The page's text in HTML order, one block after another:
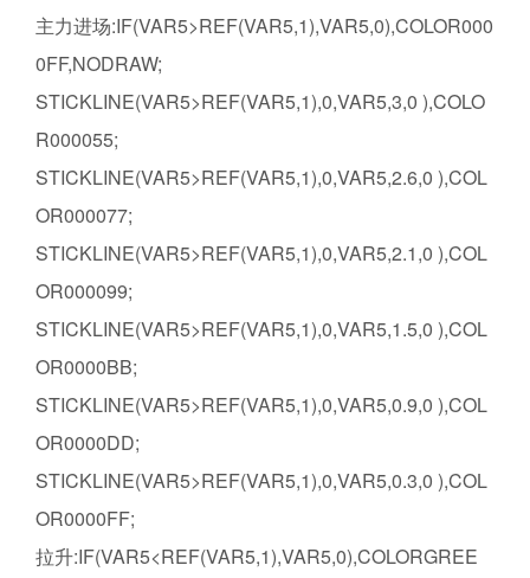
主力进场:IF(VAR5>REF(VAR5,1),VAR5,0),COLOR000
0FF,NODRAW;
STICKLINE(VAR5>REF(VAR5,1),0,VAR5,3,0 ),COLO
R000055;
STICKLINE(VAR5>REF(VAR5,1),0,VAR5,2.6,0 ),COL
OR000077;
STICKLINE(VAR5>REF(VAR5,1),0,VAR5,2.1,0 ),COL
OR000099;
STICKLINE(VAR5>REF(VAR5,1),0,VAR5,1.5,0 ),COL
OR0000BB;
STICKLINE(VAR5>REF(VAR5,1),0,VAR5,0.9,0 ),COL
OR0000DD;
STICKLINE(VAR5>REF(VAR5,1),0,VAR5,0.3,0 ),COL
OR0000FF;
拉升:IF(VAR5<REF(VAR5,1),VAR5,0),COLORGREE